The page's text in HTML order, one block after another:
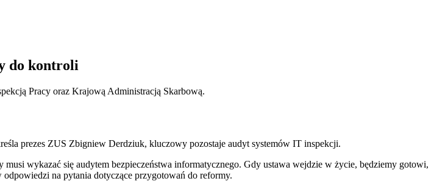
do kontroli
Pracy oraz Krajową Administracją Skarbową.
prezes ZUS Zbigniew Derdziuk, kluczowy pozostaje audyt systemów IT inspekcji.
wykazać się audytem bezpieczeństwa informatycznego. Gdy ustawa wejdzie w życie, będziemy gotowi,
na pytania dotyczące przygotowań do reformy.